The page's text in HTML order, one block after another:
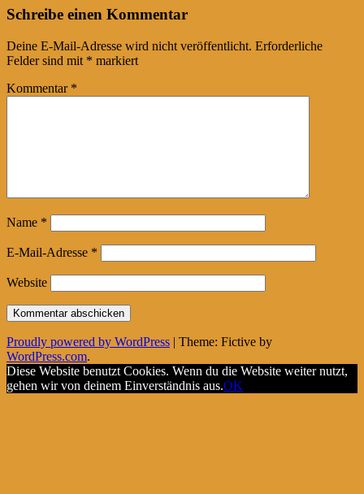
Post
navigation
←
Schreibe einen Kommentar
Deine E-Mail-Adresse wird nicht veröffentlicht. Erforderliche
Felder sind mit * markiert
Kommentar *
Name *
E-Mail-Adresse *
Website
Proudly powered by WordPress | Theme: Fictive by
WordPress.com.
Diese Website benutzt Cookies. Wenn du die Website weiter nutzt,
gehen wir von deinem Einverständnis aus.OK